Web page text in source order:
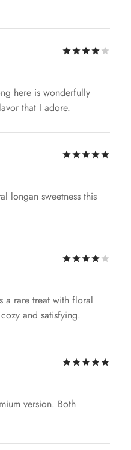
here is wonderfully
that I adore.
longan sweetness this
a rare treat with floral
and satisfying.
version. Both